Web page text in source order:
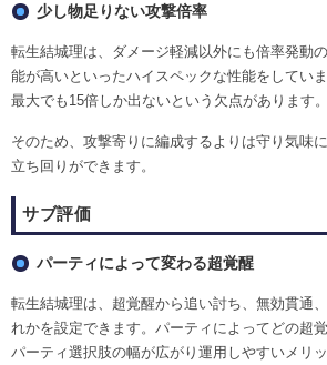
少し物足りない攻撃倍率
転生結城理は、ダメージ軽減以外にも倍率発動
能が高いといったハイスペックな性能をしてい
最大でも15倍しか出ないという欠点があります。
そのため、攻撃寄りに編成するよりは守り気味
立ち回りができます。
サブ評価
パーティによって変わる超覚醒
転生結城理は、超覚醒から追い討ち、無効貫通
れかを設定できます。パーティによってどの超
パーティ選択肢の幅が広がり運用しやすいメリッ